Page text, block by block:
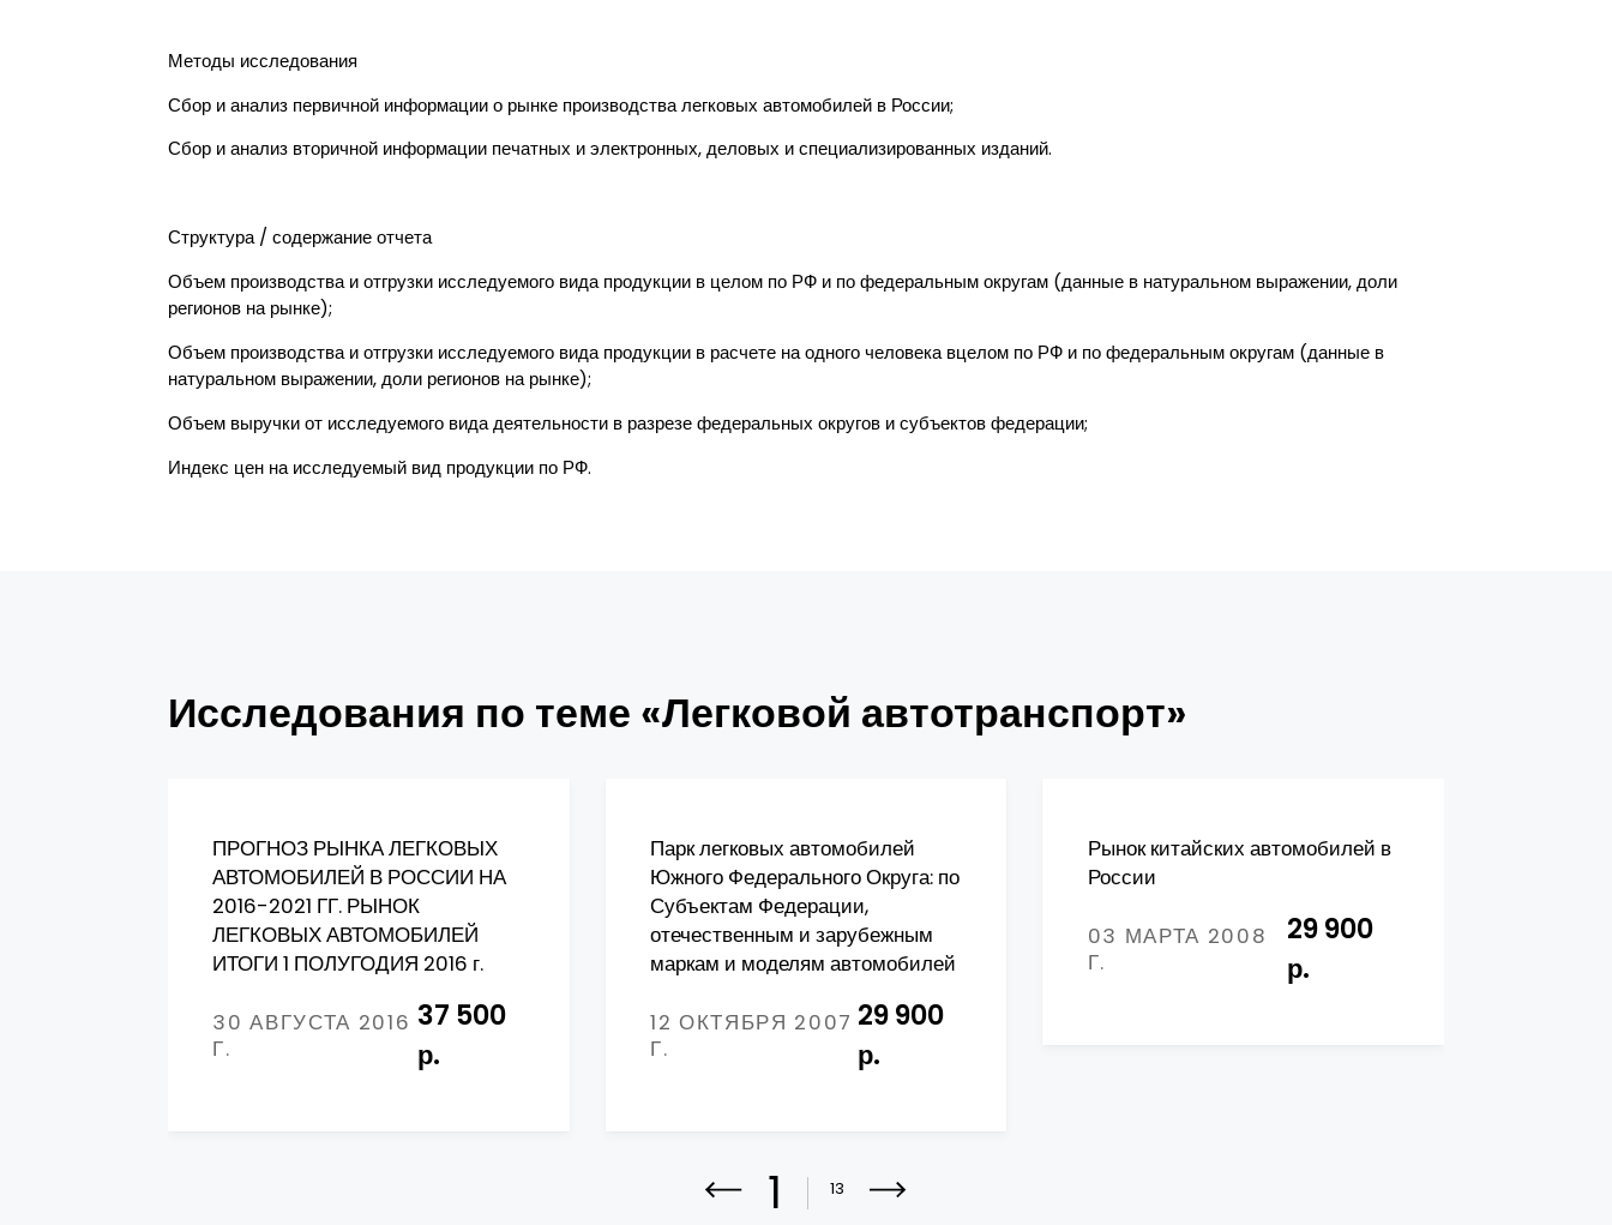
Методы исследования
Сбор и анализ первичной информации о рынке производства легковых автомобилей в России;
Сбор и анализ вторичной информации печатных и электронных, деловых и специализированных изданий.
Структура / содержание отчета
Объем производства и отгрузки исследуемого вида продукции в целом по РФ и по федеральным округам (данные в натуральном выражении, доли
регионов на рынке);
Объем производства и отгрузки исследуемого вида продукции в расчете на одного человека вцелом по РФ и по федеральным округам (данные в
натуральном выражении, доли регионов на рынке);
Объем выручки от исследуемого вида деятельности в разрезе федеральных округов и субъектов федерации;
Индекс цен на исследуемый вид продукции по РФ.
Исследования по теме «Легковой автотранспорт»
ПРОГНОЗ РЫНКА ЛЕГКОВЫХ
АВТОМОБИЛЕЙ В РОССИИ НА
2016-2021 ГГ. РЫНОК
ЛЕГКОВЫХ АВТОМОБИЛЕЙ
ИТОГИ 1 ПОЛУГОДИЯ 2016 г.
30 АВГУСТА 2016
Г.
37 500
р.
Парк легковых автомобилей
Южного Федерального Округа: по
Субъектам Федерации,
отечественным и зарубежным
маркам и моделям автомобилей
12 ОКТЯБРЯ 2007
Г.
29 900
р.
Рынок китайских автомобилей в
России
03 МАРТА 2008
Г.
29 900
р.
1 13